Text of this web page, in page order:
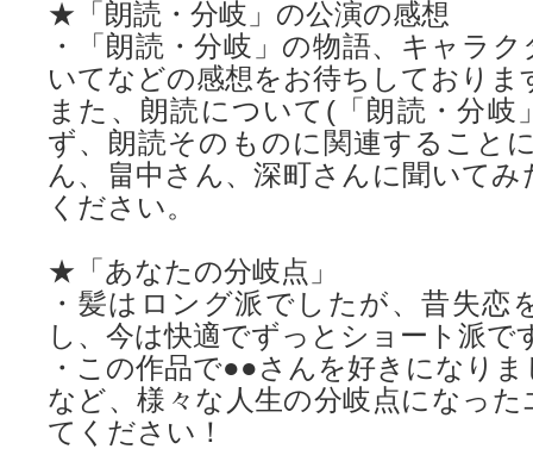
★「朗読・分岐」の公演の感想
・「朗読・分岐」の物語、キャラ
いてなどの感想をお待ちしておりま
また、朗読について(「朗読・分岐
ず、朗読そのものに関連すること
ん、畠中さん、深町さんに聞いて
ください。
★「あなたの分岐点」
・髪はロング派でしたが、昔失恋
し、今は快適でずっとショート派で
・この作品で●●さんを好きになり
など、様々な人生の分岐点になっ
てください！